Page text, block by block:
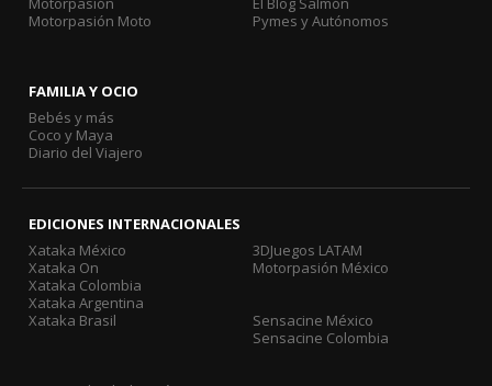
Motorpasión Moto
Pymes y Autónomos
FAMILIA Y OCIO
Bebés y más
Coco y Maya
Diario del Viajero
EDICIONES INTERNACIONALES
Xataka México
Xataka On
Xataka Colombia
Xataka Argentina
Xataka Brasil
3DJuegos LATAM
Motorpasión México
Sensacine México
Sensacine Colombia